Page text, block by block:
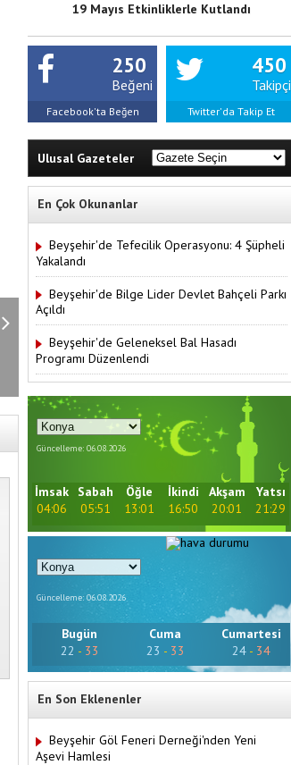
19 Mayıs Etkinliklerle Kutlandı
250
Beğeni
Facebook'ta Beğen
450
Takipçi
Twitter'da Takip Et
Ulusal Gazeteler
En Çok Okunanlar
Beyşehir'de Tefecilik Operasyonu: 4 Şüpheli
Yakalandı
Beyşehir'de Bilge Lider Devlet Bahçeli Parkı
Açıldı
Beyşehir'de Geleneksel Bal Hasadı
Programı Düzenlendi
Güncelleme: 06.08.2026
İmsak
04:06
Sabah
05:51
Öğle
13:01
İkindi
16:50
Akşam
20:01
Yatsı
21:29
Güncelleme: 06.08.2026
Bugün
22 - 33
Cuma
23 - 33
Cumartesi
24- 34
En Son Eklenenler
Beyşehir Göl Feneri Derneği'nden Yeni
Aşevi Hamlesi